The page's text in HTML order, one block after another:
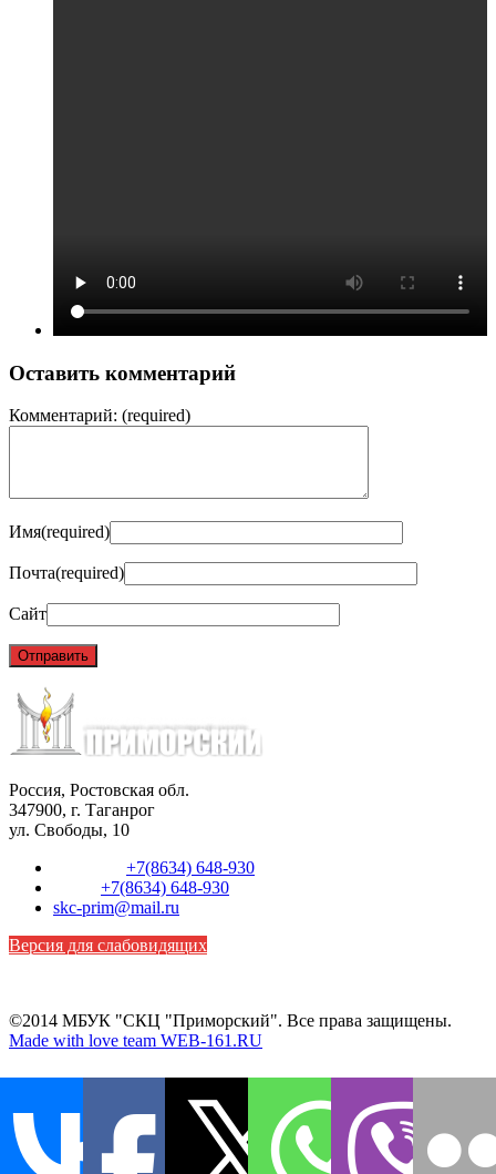
Оставить комментарий
Комментарий: (required)
Имя(required)
Почта(required)
Сайт
Россия, Ростовская обл.
347900, г. Таганрог
ул. Свободы, 10
+7(8634) 648-930
+7(8634) 648-930
skc-prim@mail.ru
Версия для слабовидящих
©2014 МБУК "СКЦ "Приморский". Все права защищены.
Made with love team WEB-161.RU